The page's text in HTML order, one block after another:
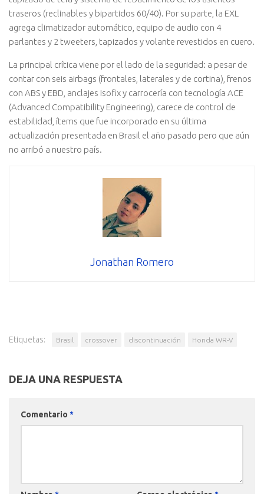
traseros (reclinables y bipartidos 60/40). Por su parte, la EXL
agrega climatizador automático, equipo de audio con 4
parlantes y 2 tweeters, tapizados y volante revestidos en cuero.
La principal crítica viene por el lado de la seguridad: a pesar de
contar con seis airbags (frontales, laterales y de cortina), frenos
con ABS y EBD, anclajes Isofix y carrocería con tecnología ACE
(Advanced Compatibility Engineering), carece de control de
estabilidad, ítems que fue incorporado en su última
actualización presentada en Brasil el año pasado pero que aún
no arribó a nuestro país.
Jonathan Romero
Etiquetas: Brasil crossover discontinuación Honda WR-V
DEJA UNA RESPUESTA
Comentario *